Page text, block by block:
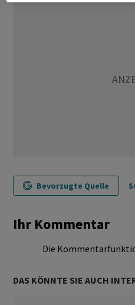
Bevorzugte Quelle
Ihr Kommentar
Die
DAS KÖNNTE SIE AUCH